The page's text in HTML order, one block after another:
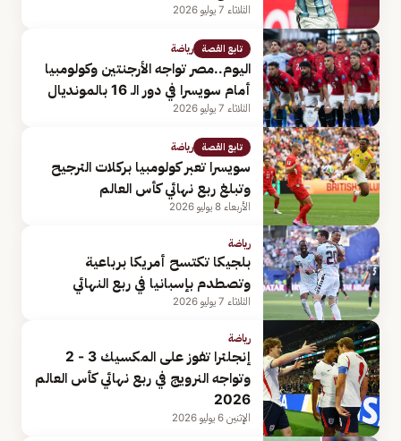
الثلاثاء 7 يوليو 2026
تابع القصة رياضة
اليوم..مصر تواجه الأرجنتين وكولومبيا
أمام سويسرا في دور الـ 16 بالمونديال
الثلاثاء 7 يوليو 2026
تابع القصة رياضة
سويسرا تعبر كولومبيا بركلات الترجيح
وتبلغ ربع نهائي كأس العالم
الأربعاء 8 يوليو 2026
رياضة
بلجيكا تكتسح أمريكا برباعية
وتصطدم بإسبانيا في ربع النهائي
الثلاثاء 7 يوليو 2026
رياضة
إنجلترا تفوز على المكسيك 3 - 2
وتواجه النرويج في ربع نهائي كأس العالم
2026
الإثنين 6 يوليو 2026